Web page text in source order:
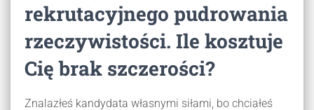
rekrutacyjnego pudrowania
rzeczywistości. Ile kosztuje
Cię brak szczerości?
Znalazłeś kandydata własnymi siłami, bo chciałeś